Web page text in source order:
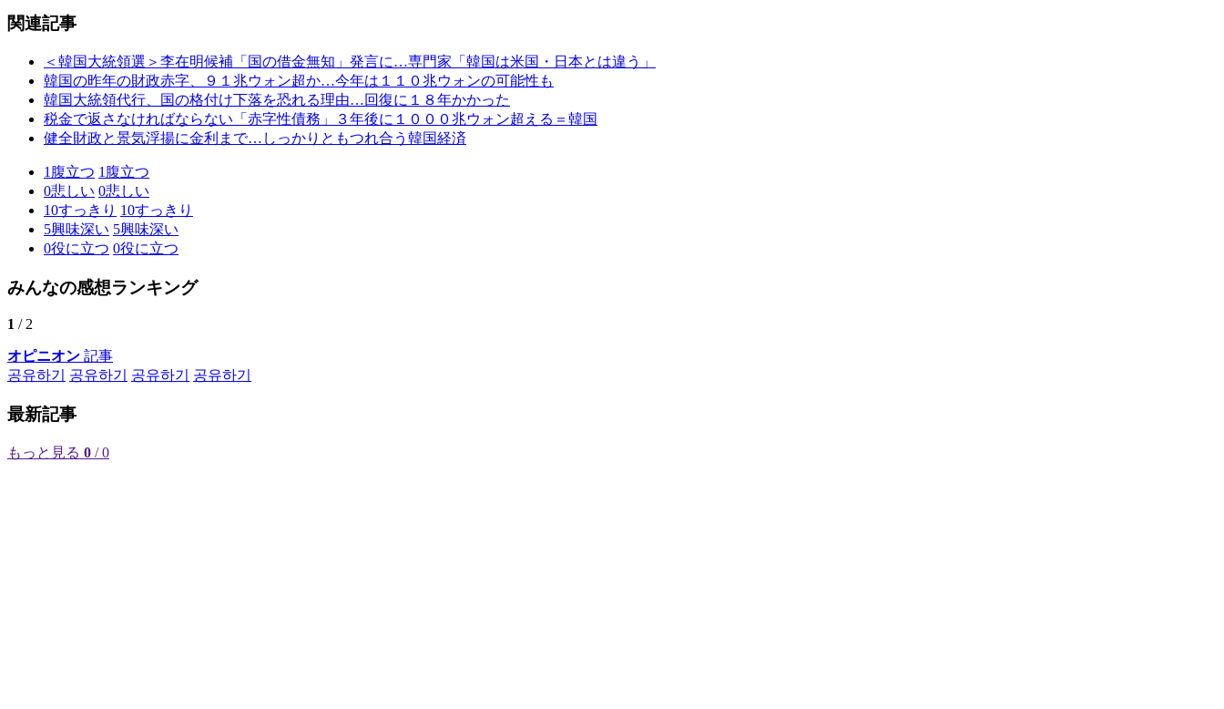
関連記事
＜韓国大統領選＞李在明候補「国の借金無知」発言に…専門家「韓国は米国・日本とは違う」
韓国の昨年の財政赤字、９１兆ウォン超か…今年は１１０兆ウォンの可能性も
韓国大統領代行、国の格付け下落を恐れる理由…回復に１８年かかった
税金で返さなければならない「赤字性債務」３年後に１０００兆ウォン超える＝韓国
健全財政と景気浮揚に金利まで…しっかりともつれ合う韓国経済
1 腹立つ 1 腹立つ
0悲しい 0悲しい
10すっきり 10すっきり
5興味深い 5興味深い
0役に立つ 0役に立つ
みんなの感想ランキング
1 / 2
オピニオン 記事
공유하기
공유하기 공유하기 공유하기
最新記事
もっと見る 0 / 0